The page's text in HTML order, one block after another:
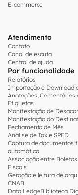
E-commerce
Atendimento
Contato
Canal de escuta
Central de ajuda
Por funcionalidade
Relatórios
Importação e Download
Anotações, Comentários
Etiquetas
Manifestação de
Manifestação do
Fechamento de Mês
Análise de Tax e SPED
Captura de documentos
automática
Associação entre
Fiscais
Geração e leitura de
CNAB
Data LedgeBiblioteca